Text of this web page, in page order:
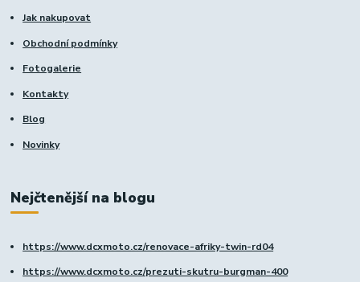
Jak nakupovat
Obchodní podmínky
Fotogalerie
Kontakty
Blog
Novinky
Nejčtenější na blogu
https://www.dcxmoto.cz/renovace-afriky-twin-rd04
https://www.dcxmoto.cz/prezuti-skutru-burgman-400